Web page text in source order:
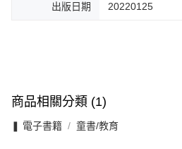
出版日期 20220125
商品相關分類 (1)
❚ 電子書籍 童書/教育